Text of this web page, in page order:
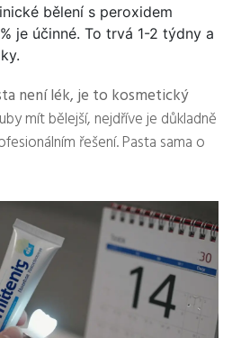
bělení s peroxidem
je účinné. To trvá 1-2 týdny a
není lék, je to kosmetický
mít bělejší, nejdříve je důkladně
řešení. Pasta sama o